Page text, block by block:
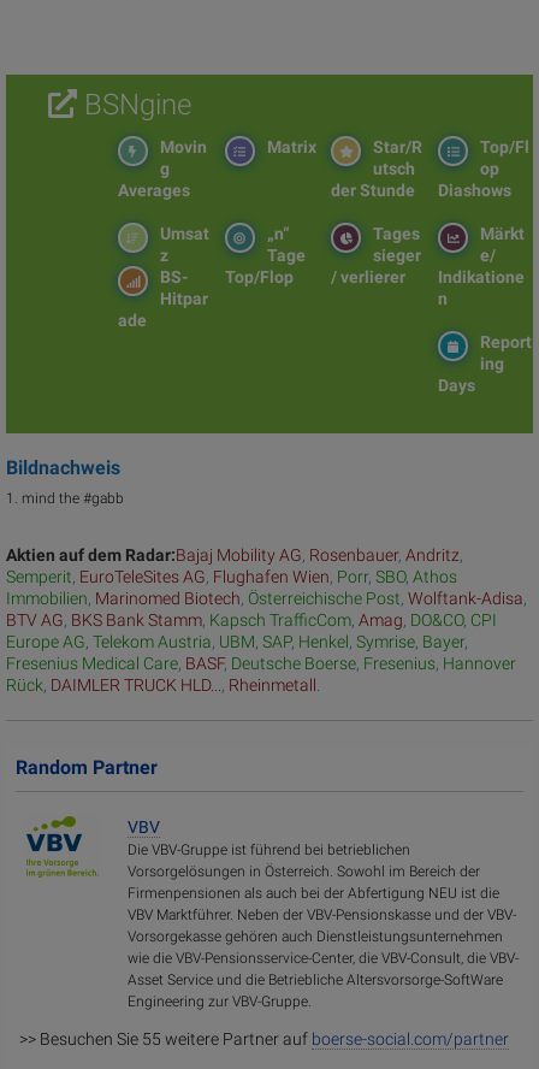
BSNgine
Top/Fl
op
Diashows
Star/R
utsch
der Stunde
Matrix
Movin
g
Averages
Märkt
e/
Indikatione
n
Tages
sieger
/ verlierer
„n“
Tage
Top/Flop
Umsat
z
BS-
Hitpar
ade
Report
ing
Days
Bildnachweis
1. mind the #gabb
Aktien auf dem Radar:Bajaj Mobility AG, Rosenbauer, Andritz,
Semperit, EuroTeleSites AG, Flughafen Wien, Porr, SBO, Athos
Immobilien, Marinomed Biotech, Österreichische Post, Wolftank-Adisa,
BTV AG, BKS Bank Stamm, Kapsch TrafficCom, Amag, DO&CO, CPI
Europe AG, Telekom Austria, UBM, SAP, Henkel, Symrise, Bayer,
Fresenius Medical Care, BASF, Deutsche Boerse, Fresenius, Hannover
Rück, DAIMLER TRUCK HLD... , Rheinmetall
Random Partner
VBV
Die VBV-Gruppe ist führend bei betrieblichen
Vorsorgelösungen in Österreich. Sowohl im Bereich der
Firmenpensionen als auch bei der Abfertigung NEU ist die
VBV Marktführer. Neben der VBV-Pensionskasse und der VBV-
Vorsorgekasse gehören auch Dienstleistungsunternehmen
wie die VBV-Pensionsservice-Center, die VBV-Consult, die VBV-
Asset Service und die Betriebliche Altersvorsorge-SoftWare
Engineering zur VBV-Gruppe.
>> Besuchen Sie 55 weitere Partner auf boerse-social.com/partner